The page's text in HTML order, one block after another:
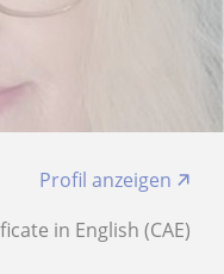
Profil anzeigen
in English (CAE)